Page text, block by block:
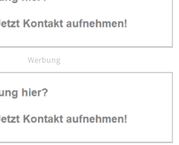
Werbung